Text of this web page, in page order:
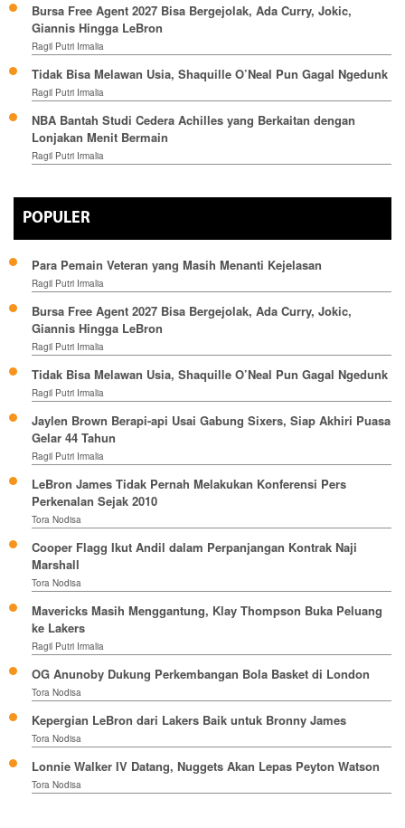
Bursa Free Agent 2027 Bisa Bergejolak, Ada Curry, Jokic,
Giannis Hingga LeBron
Ragil Putri Irmalia
Tidak Bisa Melawan Usia, Shaquille O’Neal Pun Gagal Ngedunk
Ragil Putri Irmalia
NBA Bantah Studi Cedera Achilles yang Berkaitan dengan
Lonjakan Menit Bermain
Ragil Putri Irmalia
POPULER
Para Pemain Veteran yang Masih Menanti Kejelasan
Ragil Putri Irmalia
Bursa Free Agent 2027 Bisa Bergejolak, Ada Curry, Jokic,
Giannis Hingga LeBron
Ragil Putri Irmalia
Tidak Bisa Melawan Usia, Shaquille O’Neal Pun Gagal Ngedunk
Ragil Putri Irmalia
Jaylen Brown Berapi-api Usai Gabung Sixers, Siap Akhiri Puasa
Gelar 44 Tahun
Ragil Putri Irmalia
LeBron James Tidak Pernah Melakukan Konferensi Pers
Perkenalan Sejak 2010
Tora Nodisa
Cooper Flagg Ikut Andil dalam Perpanjangan Kontrak Naji
Marshall
Tora Nodisa
Mavericks Masih Menggantung, Klay Thompson Buka Peluang
ke Lakers
Ragil Putri Irmalia
OG Anunoby Dukung Perkembangan Bola Basket di London
Tora Nodisa
Kepergian LeBron dari Lakers Baik untuk Bronny James
Tora Nodisa
Lonnie Walker IV Datang, Nuggets Akan Lepas Peyton Watson
Tora Nodisa